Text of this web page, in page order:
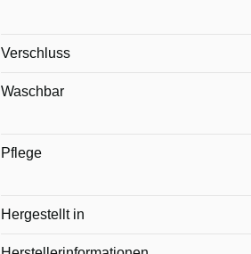
Verschluss
Waschbar
Pflege
Hergestellt in